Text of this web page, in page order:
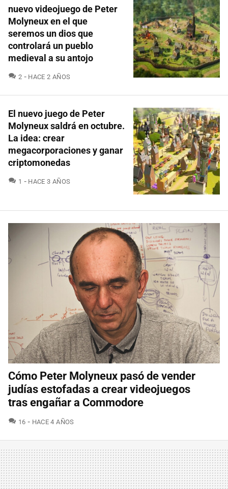
nuevo videojuego de Peter
Molyneux en el que
seremos un dios que
controlará un pueblo
medieval a su antojo
2 COMENTARIOS
HACE 2 AÑOS
El nuevo juego de Peter
Molyneux saldrá en octubre.
La idea: crear
megacorporaciones y ganar
criptomonedas
1 COMENTARIOS
HACE 3 AÑOS
Cómo Peter Molyneux pasó de vender
judías estofadas a crear videojuegos
tras engañar a Commodore
16 COMENTARIOS
HACE 4 AÑOS